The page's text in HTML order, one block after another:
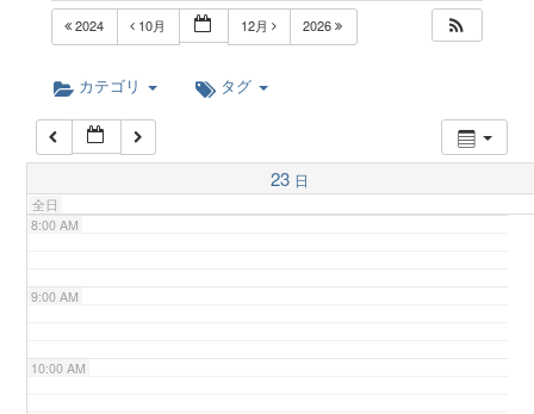
2024 10月 12月 2026
カテゴリ タグ
23 日
全日
5:00 AM
6:00 AM
7:00 AM
8:00 AM
9:00 AM
10:00 AM